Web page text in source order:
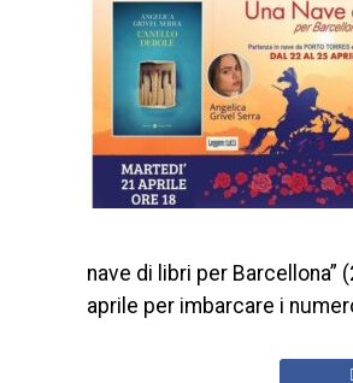
nave di libri per
aprile per imbarcare i